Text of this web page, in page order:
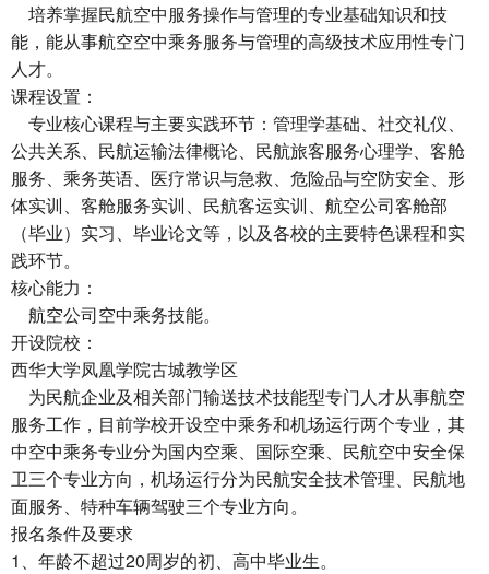
培养掌握民航空中服务操作与管理的专业基础知识和技
能，能从事航空空中乘务服务与管理的高级技术应用性专门
人才。
课程设置：
专业核心课程与主要实践环节：管理学基础、社交礼仪、
公共关系、民航运输法律概论、民航旅客服务心理学、客舱
服务、乘务英语、医疗常识与急救、危险品与空防安全、形
体实训、客舱服务实训、民航客运实训、航空公司客舱部
（毕业）实习、毕业论文等，以及各校的主要特色课程和实
践环节。
核心能力：
航空公司空中乘务技能。
开设院校：
西华大学凤凰学院古城教学区
为民航企业及相关部门输送技术技能型专门人才从事航空
服务工作，目前学校开设空中乘务和机场运行两个专业，其
中空中乘务专业分为国内空乘、国际空乘、民航空中安全保
卫三个专业方向，机场运行分为民航安全技术管理、民航地
面服务、特种车辆驾驶三个专业方向。
报名条件及要求
1、年龄不超过20周岁的初、高中毕业生。